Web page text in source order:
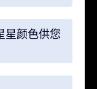
星颜色供您